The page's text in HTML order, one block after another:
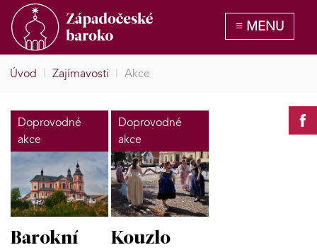
Úvod | Zajímavosti | Akce
Doprovodné
akce
Barokní
Doprovodné
akce
Kouzlo